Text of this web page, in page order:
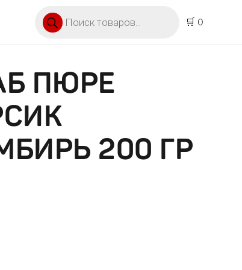
🛒 0
ПЮРЕ
200 ГР